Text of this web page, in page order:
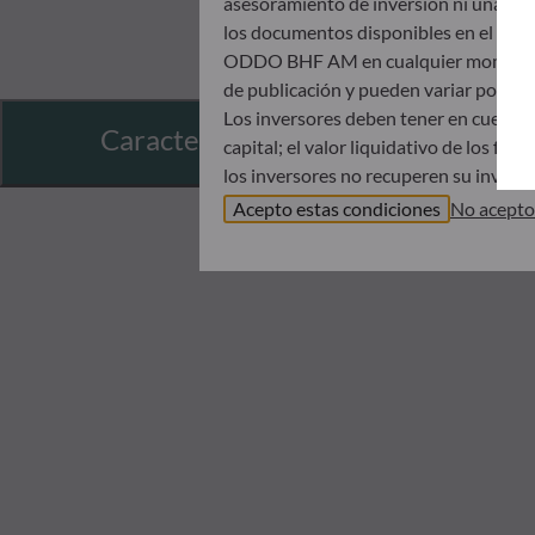
Características
los documentos disponibles en el
ODDO BHF AM en cualquier
de publicación y pueden variar
Los inversores deben tener en
capital; el valor liquidativo de los
los inversores no recuperen su
Antes de suscribir un fondo, se
horizonte de inversión y su
indirectos que resulten del uso de
registrado en la notificación de
El tratamiento fiscal de una
inversor. Por tanto, le
Acepto estas condiciones No